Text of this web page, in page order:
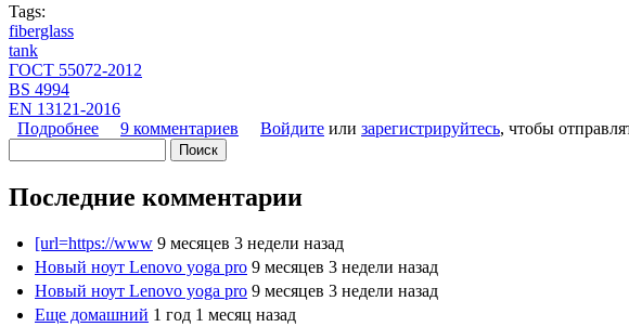
Tags:
fiberglass
tank
ГОСТ 55072-2012
BS 4994
EN 13121-2016
Подробнее о Расчет на прочность стеклопластиковых композитных емкостей
9 комментариев Войдите или зарегистрируйтесь, чтобы
Последние комментарии
[url=https://www 9 месяцев 3 недели назад
Новый ноут Lenovo yoga pro 9 месяцев 3 недели назад
Новый ноут Lenovo yoga pro 9 месяцев 3 недели назад
Еще домашний 1 год 1 месяц назад